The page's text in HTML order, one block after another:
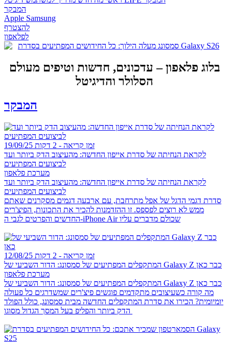
המבקר
Apple Samsung
להצטרף
לפלאפון
בלוג פלאפון – עדכונים, חדשות וטיפים מעולם
הסלולר והדיגיטל
המבקר
19/09/25
זמן קריאה - 2 דקות
לקראת הנחיתה של סדרת אייפון החדשה: מהעיצוב הדק ביותר ועד
לביצועים המפתיעים
מערכת פלאפון
לקראת הנחיתה של סדרת אייפון החדשה: מהעיצוב הדק ביותר ועד
לביצועים המפתיעים
סדרת דגמי הדגל של אפל מתרחבת, עם ארבעה דגמים מסקרנים שאתם
ממש לא רוצים לפספס. זו ההזדמנות להכיר את התכונות, הפיצ'רים
החדשים והפרטים לגבי ה-iPhone Air שכולם מדברים עליו
12/08/25
זמן קריאה - 2 דקות
המתקפלים המפתיעים של סמסונג: הדור השביעי של Galaxy Z כבר כאן
מערכת פלאפון
המתקפלים המפתיעים של סמסונג: הדור השביעי של Galaxy Z כבר כאן
מה קורה כשעיצובים מתקדמים פוגשים פיצ'רים שמשדרגים כל פעולה
יומיומית? הכירו את סדרת המתקפלים החדשה מבית סמסונג, כולל הפולד